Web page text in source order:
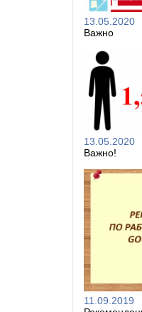
13.05.2020
Важно
13.05.2020
Важно!
11.09.2019